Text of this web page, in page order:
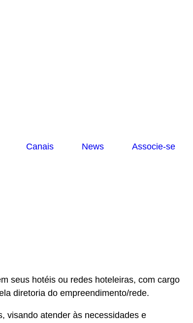
Canais News Associe-se
seus hotéis ou redes hoteleiras, com cargo
diretoria do empreendimento/rede.
visando atender às necessidades e